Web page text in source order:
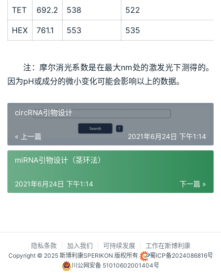
TET 692.2 538 522
HEX 761.1 553 535
注：摩尔消光系数是在最大nm处的激发光下测得的。
因为pH或成分的微小变化可能会影响以上的数据。
circRNA引物设计
« 上一篇 2021年6月24日 下午1:14
miRNA引物设计（茎环法）
下一篇 »
2021年6月24日 下午1:14
隐私条款 加入我们 可持续发展 工作在斯博利康
Copyright © 2025 斯博利康SPERIKON 版权所有
蜀ICP备2024086816号
川公网安备 51010602001404号